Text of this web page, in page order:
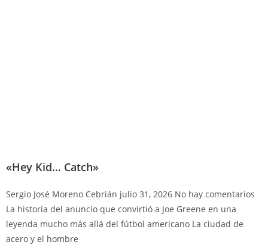
«Hey Kid… Catch»
Sergio José Moreno Cebrián julio 31, 2026 No hay comentarios
La historia del anuncio que convirtió a Joe Greene en una
leyenda mucho más allá del fútbol americano La ciudad de
acero y el hombre